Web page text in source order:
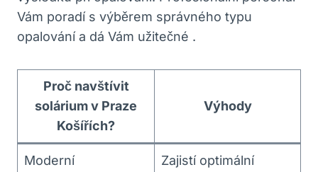
⁤Vám poradí s výběrem⁣ správného​ typu
opalování a dá‍ Vám ⁣užitečné‍ .
Proč navštívit
solárium v⁤ Praze
Košířích?
Výhody
Moderní‌
Zajistí optimální